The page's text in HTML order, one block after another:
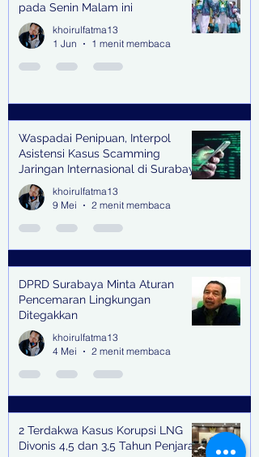
pada Senin Malam ini
khoirulfatma13
1 Jun
1 menit membaca
Waspadai Penipuan, Interpol
Asistensi Kasus Scamming
Jaringan Internasional di Surabaya
khoirulfatma13
9 Mei
2 menit membaca
DPRD Surabaya Minta Aturan
Pencemaran Lingkungan
Ditegakkan
khoirulfatma13
4 Mei
2 menit membaca
2 Terdakwa Kasus Korupsi LNG
Divonis 4,5 dan 3,5 Tahun Penjara